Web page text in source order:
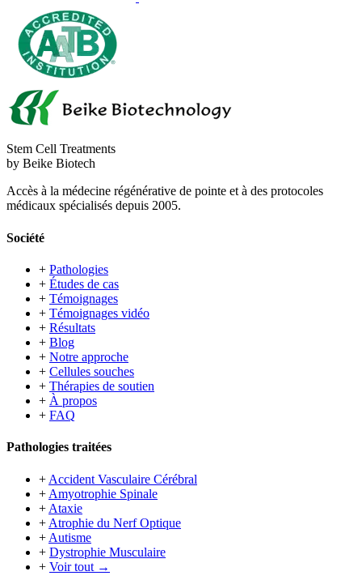
Stem Cell Treatments
by Beike Biotech
Accès à la médecine régénérative de pointe et à des protocoles
médicaux spécialisés depuis 2005.
Société
+ Pathologies
+ Études de cas
+ Témoignages
+ Témoignages vidéo
+ Résultats
+ Blog
+ Notre approche
+ Cellules souches
+ Thérapies de soutien
+ À propos
+ FAQ
Pathologies traitées
+ Accident Vasculaire Cérébral
+ Amyotrophie Spinale
+ Ataxie
+ Atrophie du Nerf Optique
+ Autisme
+ Dystrophie Musculaire
+ Voir tout →